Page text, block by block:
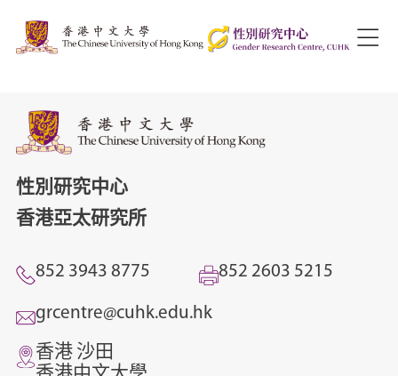
性別研究中心
香港亞太研究所
852 3943 8775 852 2603 5215
grcentre@cuhk.edu.hk
香港 沙田